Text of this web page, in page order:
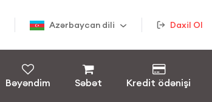
Azərbaycan dili Daxil Ol
Bəyəndim Səbət Kredit ödənişi